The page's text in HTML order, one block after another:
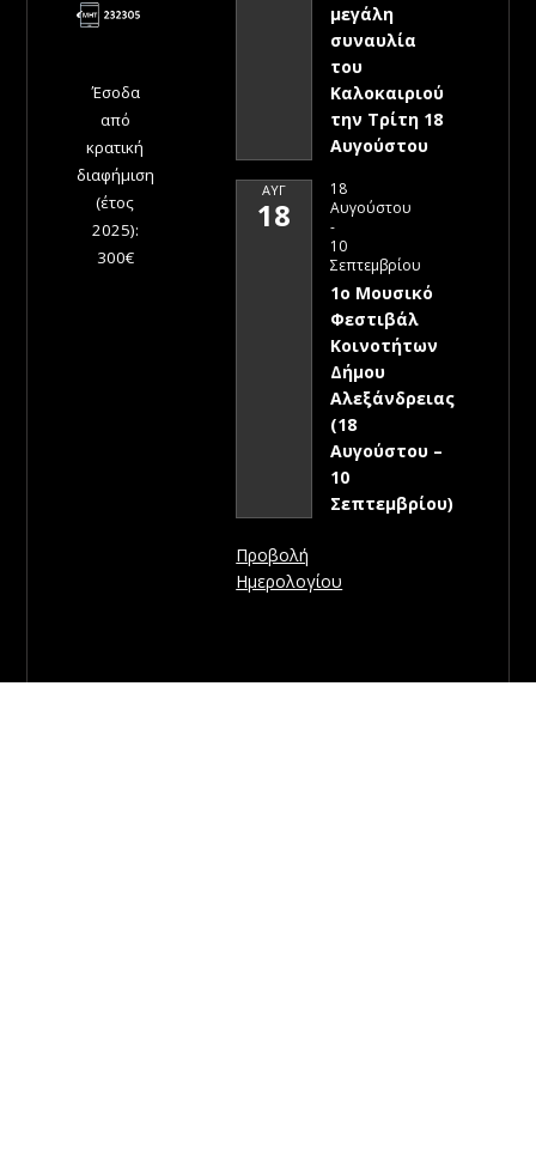
Έσοδα
από
κρατική
διαφήμιση
(έτος
2025):
300€
μεγάλη
συναυλία
του
Καλοκαιριού
την Τρίτη 18
Αυγούστου
ΑΥΓ
18
18
Αυγούστου
-
10
Σεπτεμβρίου
1ο Μουσικό
Φεστιβάλ
Κοινοτήτων
Δήμου
Αλεξάνδρειας
(18
Αυγούστου –
10
Σεπτεμβρίου)